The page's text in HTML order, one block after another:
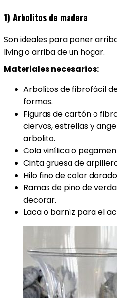
1) Arbolitos de madera
Son ideales para poner
living o arriba de un hogar.
Materiales necesarios:
Arbolitos de fibrofácil
formas.
Figuras de cartón o
ciervos, estrellas y
arbolito.
Cola vinílica o
Cinta gruesa de
Hilo fino de color
Ramas de pino de
decorar.
Laca o barníz para el